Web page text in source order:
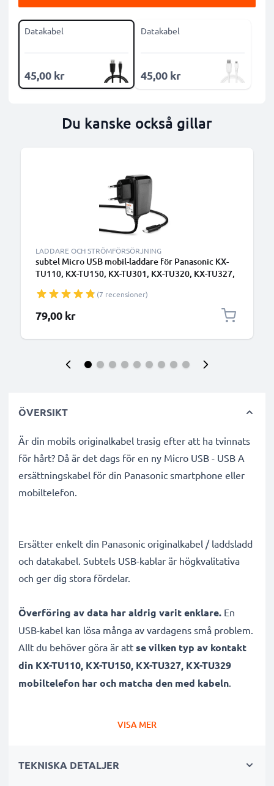
Datakabel
45,00 kr
Datakabel
45,00 kr
Du kanske också gillar
LADDARE OCH STRÖMFÖRSÖRJNING
subtel Micro USB mobil-laddare för Panasonic KX-
TU110, KX-TU150, KX-TU301, KX-TU320, KX-TU327,
TU466 med 5W 1A / 1000mA snabbladdning -
strömadapter för mobiltelefon med 1.1m lång kabel
(7 recensioner)
79,00 kr
ÖVERSIKT
Är din mobils originalkabel trasig efter att ha tvinnats
för hårt? Då är det dags för en ny Micro USB - USB A
ersättningskabel för din Panasonic smartphone eller
mobiltelefon.
Ersätter enkelt din Panasonic originalkabel / laddsladd
och datakabel. Subtels USB-kablar är högkvalitativa
och ger dig stora fördelar.
Överföring av data har aldrig varit enklare. En
USB-kabel kan lösa många av vardagens små problem.
Allt du behöver göra är att se vilken typ av kontakt
din KX-TU110, KX-TU150, KX-TU327, KX-TU329
mobiltelefon har och matcha den med kabeln.
PVC material gör sladden hållbar
VISA MER
TEKNISKA DETALJER